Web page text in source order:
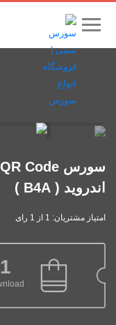
اندروید ( B4A )
امتیاز مشتریان: 1 از 1 رای
1